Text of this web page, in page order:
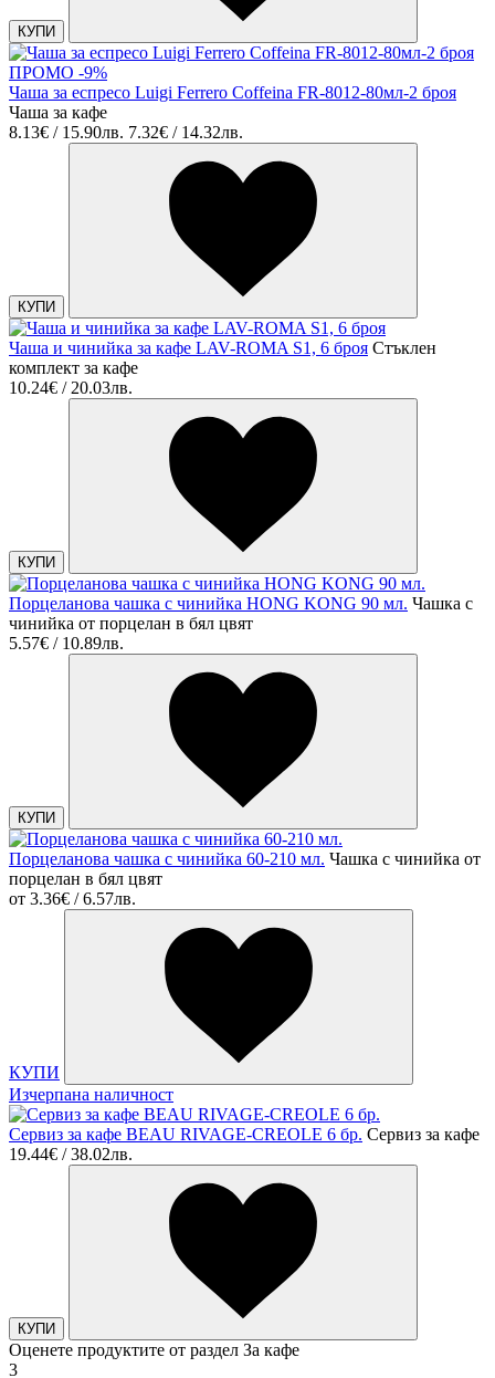
КУПИ
ПРОМО -9%
Чаша за еспресо Luigi Ferrero Coffeina FR-8012-80мл-2 броя
Чаша за кафе
8.13€ / 15.90лв. 7.32€ / 14.32лв.
КУПИ
Чаша и чинийка за кафе LAV-ROMA S1, 6 броя Стъклен
комплект за кафе
10.24€ / 20.03лв.
КУПИ
Порцеланова чашка с чинийка HONG KONG 90 мл. Чашка с
чинийка от порцелан в бял цвят
5.57€ / 10.89лв.
КУПИ
Порцеланова чашка с чинийка 60-210 мл. Чашка с чинийка от
порцелан в бял цвят
от 3.36€ / 6.57лв.
КУПИ
Изчерпана наличност
Сервиз за кафе BEAU RIVAGE-CREOLE 6 бр. Сервиз за кафе
19.44€ / 38.02лв.
КУПИ
Оценете продуктите от раздел За кафе
3